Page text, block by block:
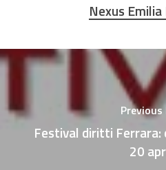
Nexus
Festival diritti
20